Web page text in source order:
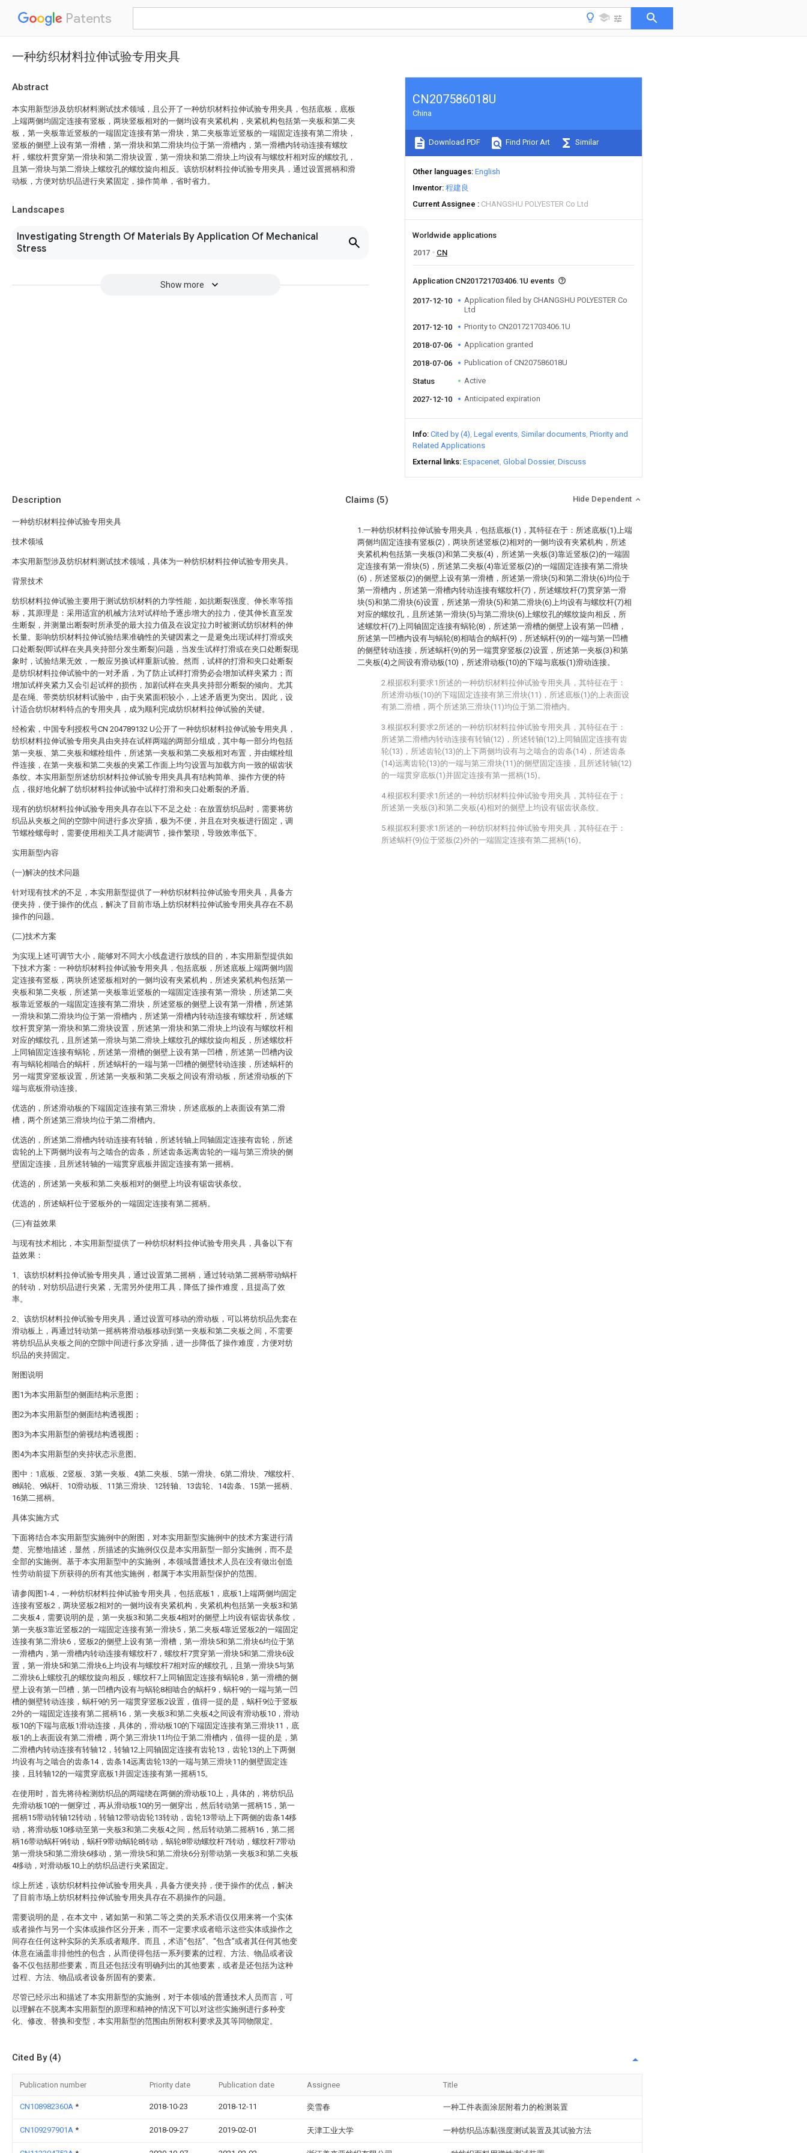
Patents
一种纺织材料拉伸试验专用夹具
Abstract
本实用新型涉及纺织材料测试技术领域，且公开了一种纺织材料拉伸试验专用夹具，包括底板，底板
上端两侧均固定连接有竖板，两块竖板相对的一侧均设有夹紧机构，夹紧机构包括第一夹板和第二夹
板，第一夹板靠近竖板的一端固定连接有第一滑块，第二夹板靠近竖板的一端固定连接有第二滑块，
竖板的侧壁上设有第一滑槽，第一滑块和第二滑块均位于第一滑槽内，第一滑槽内转动连接有螺纹
杆，螺纹杆贯穿第一滑块和第二滑块设置，第一滑块和第二滑块上均设有与螺纹杆相对应的螺纹孔，
且第一滑块与第二滑块上螺纹孔的螺纹旋向相反。该纺织材料拉伸试验专用夹具，通过设置摇柄和滑
动板，方便对纺织品进行夹紧固定，操作简单，省时省力。
Landscapes
Investigating Strength Of Materials By Application Of Mechanical
Stress
Show more
CN207586018U
China
Download PDF Find Prior Art Similar
Other languages English
Inventor 程建良
Current Assignee
CHANGSHU POLYESTER Co Ltd
Worldwide applications
2017
CN
Application CN201721703406.1U events
2017-12-10
Application filed by CHANGSHU POLYESTER Co
Ltd
2017-12-10
Priority to CN201721703406.1U
2018-07-06 Application granted
2018-07-06 Publication of CN207586018U
Status Active
2027-12-10 Anticipated expiration
Info Cited by (4) Legal events Similar documents Priority and
Related Applications
External links Espacenet Global Dossier Discuss
Description
一种纺织材料拉伸试验专用夹具
技术领域
本实用新型涉及纺织材料测试技术领域，具体为一种纺织材料拉伸试验专用夹具。
背景技术
纺织材料拉伸试验主要用于测试纺织材料的力学性能，如抗断裂强度、伸长率等指
标，其原理是：采用适宜的机械方法对试样给予逐步增大的拉力，使其伸长直至发
生断裂，并测量出断裂时所承受的最大拉力值及在设定拉力时被测试纺织材料的伸
长量。影响纺织材料拉伸试验结果准确性的关键因素之一是避免出现试样打滑或夹
口处断裂(即试样在夹具夹持部分发生断裂)问题，当发生试样打滑或在夹口处断裂现
象时，试验结果无效，一般应另换试样重新试验。然而，试样的打滑和夹口处断裂
是纺织材料拉伸试验中的一对矛盾，为了防止试样打滑势必会增加试样夹紧力；而
增加试样夹紧力又会引起试样的损伤，加剧试样在夹具夹持部分断裂的倾向。尤其
是在绳、带类纺织材料试验中，由于夹紧面积较小，上述矛盾更为突出。因此，设
计适合纺织材料特点的专用夹具，成为顺利完成纺织材料拉伸试验的关键。
经检索，中国专利授权号CN 204789132 U公开了一种纺织材料拉伸试验专用夹具，
纺织材料拉伸试验专用夹具由夹持在试样两端的两部分组成，其中每一部分均包括
第一夹板、第二夹板和螺栓组件，所述第一夹板和第二夹板相对布置，并由螺栓组
件连接，在第一夹板和第二夹板的夹紧工作面上均匀设置与加载方向一致的锯齿状
条纹。本实用新型所述纺织材料拉伸试验专用夹具具有结构简单、操作方便的特
点，很好地化解了纺织材料拉伸试验中试样打滑和夹口处断裂的矛盾。
现有的纺织材料拉伸试验专用夹具存在以下不足之处：在放置纺织品时，需要将纺
织品从夹板之间的空隙中间进行多次穿插，极为不便，并且在对夹板进行固定，调
节螺栓螺母时，需要使用相关工具才能调节，操作繁琐，导致效率低下。
实用新型内容
(一)解决的技术问题
针对现有技术的不足，本实用新型提供了一种纺织材料拉伸试验专用夹具，具备方
便夹持，便于操作的优点，解决了目前市场上纺织材料拉伸试验专用夹具存在不易
操作的问题。
(二)技术方案
为实现上述可调节大小，能够对不同大小线盘进行放线的目的，本实用新型提供如
下技术方案：一种纺织材料拉伸试验专用夹具，包括底板，所述底板上端两侧均固
定连接有竖板，两块所述竖板相对的一侧均设有夹紧机构，所述夹紧机构包括第一
夹板和第二夹板，所述第一夹板靠近竖板的一端固定连接有第一滑块，所述第二夹
板靠近竖板的一端固定连接有第二滑块，所述竖板的侧壁上设有第一滑槽，所述第
一滑块和第二滑块均位于第一滑槽内，所述第一滑槽内转动连接有螺纹杆，所述螺
纹杆贯穿第一滑块和第二滑块设置，所述第一滑块和第二滑块上均设有与螺纹杆相
对应的螺纹孔，且所述第一滑块与第二滑块上螺纹孔的螺纹旋向相反，所述螺纹杆
上同轴固定连接有蜗轮，所述第一滑槽的侧壁上设有第一凹槽，所述第一凹槽内设
有与蜗轮相啮合的蜗杆，所述蜗杆的一端与第一凹槽的侧壁转动连接，所述蜗杆的
另一端贯穿竖板设置，所述第一夹板和第二夹板之间设有滑动板，所述滑动板的下
端与底板滑动连接。
优选的，所述滑动板的下端固定连接有第三滑块，所述底板的上表面设有第二滑
槽，两个所述第三滑块均位于第二滑槽内。
优选的，所述第二滑槽内转动连接有转轴，所述转轴上同轴固定连接有齿轮，所述
齿轮的上下两侧均设有与之啮合的齿条，所述齿条远离齿轮的一端与第三滑块的侧
壁固定连接，且所述转轴的一端贯穿底板并固定连接有第一摇柄。
优选的，所述第一夹板和第二夹板相对的侧壁上均设有锯齿状条纹。
优选的，所述蜗杆位于竖板外的一端固定连接有第二摇柄。
(三)有益效果
与现有技术相比，本实用新型提供了一种纺织材料拉伸试验专用夹具，具备以下有
益效果：
1、该纺织材料拉伸试验专用夹具，通过设置第二摇柄，通过转动第二摇柄带动蜗杆
的转动，对纺织品进行夹紧，无需另外使用工具，降低了操作难度，且提高了效
率。
2、该纺织材料拉伸试验专用夹具，通过设置可移动的滑动板，可以将纺织品先套在
滑动板上，再通过转动第一摇柄将滑动板移动到第一夹板和第二夹板之间，不需要
将纺织品从夹板之间的空隙中间进行多次穿插，进一步降低了操作难度，方便对纺
织品的夹持固定。
附图说明
图1为本实用新型的侧面结构示意图；
图2为本实用新型的侧面结构透视图；
图3为本实用新型的俯视结构透视图；
图4为本实用新型的夹持状态示意图。
图中：1底板、2竖板、3第一夹板、4第二夹板、5第一滑块、6第二滑块、7螺纹杆、
8蜗轮、9蜗杆、10滑动板、11第三滑块、12转轴、13齿轮、14齿条、15第一摇柄、
16第二摇柄。
具体实施方式
下面将结合本实用新型实施例中的附图，对本实用新型实施例中的技术方案进行清
楚、完整地描述，显然，所描述的实施例仅仅是本实用新型一部分实施例，而不是
全部的实施例。基于本实用新型中的实施例，本领域普通技术人员在没有做出创造
性劳动前提下所获得的所有其他实施例，都属于本实用新型保护的范围。
请参阅图1-4，一种纺织材料拉伸试验专用夹具，包括底板1，底板1上端两侧均固定
连接有竖板2，两块竖板2相对的一侧均设有夹紧机构，夹紧机构包括第一夹板3和第
二夹板4，需要说明的是，第一夹板3和第二夹板4相对的侧壁上均设有锯齿状条纹，
第一夹板3靠近竖板2的一端固定连接有第一滑块5，第二夹板4靠近竖板2的一端固定
连接有第二滑块6，竖板2的侧壁上设有第一滑槽，第一滑块5和第二滑块6均位于第
一滑槽内，第一滑槽内转动连接有螺纹杆7，螺纹杆7贯穿第一滑块5和第二滑块6设
置，第一滑块5和第二滑块6上均设有与螺纹杆7相对应的螺纹孔，且第一滑块5与第
二滑块6上螺纹孔的螺纹旋向相反，螺纹杆7上同轴固定连接有蜗轮8，第一滑槽的侧
壁上设有第一凹槽，第一凹槽内设有与蜗轮8相啮合的蜗杆9，蜗杆9的一端与第一凹
槽的侧壁转动连接，蜗杆9的另一端贯穿竖板2设置，值得一提的是，蜗杆9位于竖板
2外的一端固定连接有第二摇柄16，第一夹板3和第二夹板4之间设有滑动板10，滑动
板10的下端与底板1滑动连接，具体的，滑动板10的下端固定连接有第三滑块11，底
板1的上表面设有第二滑槽，两个第三滑块11均位于第二滑槽内，值得一提的是，第
二滑槽内转动连接有转轴12，转轴12上同轴固定连接有齿轮13，齿轮13的上下两侧
均设有与之啮合的齿条14，齿条14远离齿轮13的一端与第三滑块11的侧壁固定连
接，且转轴12的一端贯穿底板1并固定连接有第一摇柄15。
在使用时，首先将待检测纺织品的两端绕在两侧的滑动板10上，具体的，将纺织品
先滑动板10的一侧穿过，再从滑动板10的另一侧穿出，然后转动第一摇柄15，第一
摇柄15带动转轴12转动，转轴12带动齿轮13转动，齿轮13带动上下两侧的齿条14移
动，将滑动板10移动至第一夹板3和第二夹板4之间，然后转动第二摇柄16，第二摇
柄16带动蜗杆9转动，蜗杆9带动蜗轮8转动，蜗轮8带动螺纹杆7转动，螺纹杆7带动
第一滑块5和第二滑块6移动，第一滑块5和第二滑块6分别带动第一夹板3和第二夹板
4移动，对滑动板10上的纺织品进行夹紧固定。
综上所述，该纺织材料拉伸试验专用夹具，具备方便夹持，便于操作的优点，解决
了目前市场上纺织材料拉伸试验专用夹具存在不易操作的问题。
需要说明的是，在本文中，诸如第一和第二等之类的关系术语仅仅用来将一个实体
或者操作与另一个实体或操作区分开来，而不一定要求或者暗示这些实体或操作之
间存在任何这种实际的关系或者顺序。而且，术语“包括”、“包含”或者其任何其他变
体意在涵盖非排他性的包含，从而使得包括一系列要素的过程、方法、物品或者设
备不仅包括那些要素，而且还包括没有明确列出的其他要素，或者是还包括为这种
过程、方法、物品或者设备所固有的要素。
尽管已经示出和描述了本实用新型的实施例，对于本领域的普通技术人员而言，可
以理解在不脱离本实用新型的原理和精神的情况下可以对这些实施例进行多种变
化、修改、替换和变型，本实用新型的范围由所附权利要求及其等同物限定。
Claims (5) Hide Dependent
1.一种纺织材料拉伸试验专用夹具，包括底板(1)，其特征在于：所述底板(1)上端
两侧均固定连接有竖板(2)，两块所述竖板(2)相对的一侧均设有夹紧机构，所述
夹紧机构包括第一夹板(3)和第二夹板(4)，所述第一夹板(3)靠近竖板(2)的一端固
定连接有第一滑块(5)，所述第二夹板(4)靠近竖板(2)的一端固定连接有第二滑块
(6)，所述竖板(2)的侧壁上设有第一滑槽，所述第一滑块(5)和第二滑块(6)均位于
第一滑槽内，所述第一滑槽内转动连接有螺纹杆(7)，所述螺纹杆(7)贯穿第一滑
块(5)和第二滑块(6)设置，所述第一滑块(5)和第二滑块(6)上均设有与螺纹杆(7)相
对应的螺纹孔，且所述第一滑块(5)与第二滑块(6)上螺纹孔的螺纹旋向相反，所
述螺纹杆(7)上同轴固定连接有蜗轮(8)，所述第一滑槽的侧壁上设有第一凹槽，
所述第一凹槽内设有与蜗轮(8)相啮合的蜗杆(9)，所述蜗杆(9)的一端与第一凹槽
的侧壁转动连接，所述蜗杆(9)的另一端贯穿竖板(2)设置，所述第一夹板(3)和第
二夹板(4)之间设有滑动板(10)，所述滑动板(10)的下端与底板(1)滑动连接。
2.根据权利要求1所述的一种纺织材料拉伸试验专用夹具，其特征在于：
所述滑动板(10)的下端固定连接有第三滑块(11)，所述底板(1)的上表面设
有第二滑槽，两个所述第三滑块(11)均位于第二滑槽内。
3.根据权利要求2所述的一种纺织材料拉伸试验专用夹具，其特征在于：
所述第二滑槽内转动连接有转轴(12)，所述转轴(12)上同轴固定连接有齿
轮(13)，所述齿轮(13)的上下两侧均设有与之啮合的齿条(14)，所述齿条
(14)远离齿轮(13)的一端与第三滑块(11)的侧壁固定连接，且所述转轴(12)
的一端贯穿底板(1)并固定连接有第一摇柄(15)。
4.根据权利要求1所述的一种纺织材料拉伸试验专用夹具，其特征在于：
所述第一夹板(3)和第二夹板(4)相对的侧壁上均设有锯齿状条纹。
5.根据权利要求1所述的一种纺织材料拉伸试验专用夹具，其特征在于：
所述蜗杆(9)位于竖板(2)外的一端固定连接有第二摇柄(16)。
Cited By (4)
Publication number Priority date Publication date Assignee Title
CN108982360A * 2018-10-23 2018-12-11 奕雪春 一种工件表面涂层附着力的检测装置
CN109297901A * 2018-09-27 2019-02-01 天津工业大学 一种纺织品冻黏强度测试装置及其试验方法